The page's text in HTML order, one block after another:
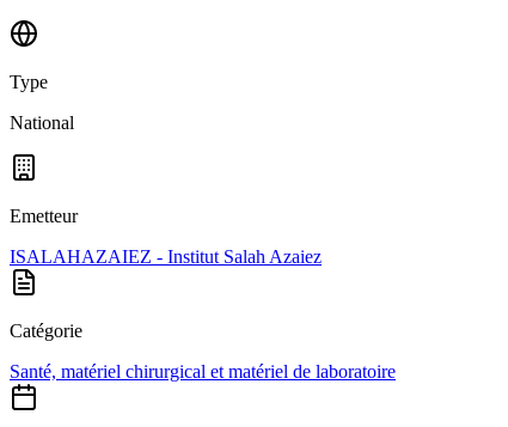
Type
National
Emetteur
ISALAHAZAIEZ - Institut Salah Azaiez
Catégorie
Santé, matériel chirurgical et matériel de laboratoire